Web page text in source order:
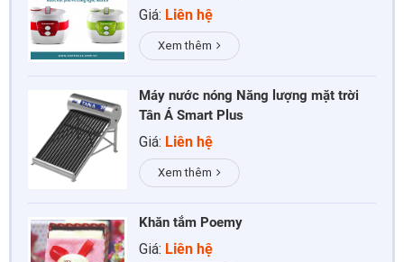
Giá: Liên hệ
Xem thêm
Máy nước nóng Năng lượng mặt trời
Tân Á Smart Plus
Giá: Liên hệ
Xem thêm
Khăn tắm Poemy
Giá: Liên hệ